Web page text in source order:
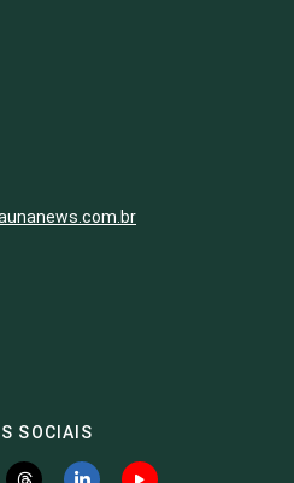
SOCIAIS